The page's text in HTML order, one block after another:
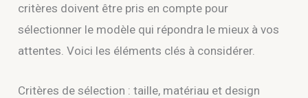
critères doivent être pris en compte pour
sélectionner le modèle qui répondra le mieux à vos
attentes. Voici les éléments clés à considérer.
Critères de sélection : taille, matériau et design